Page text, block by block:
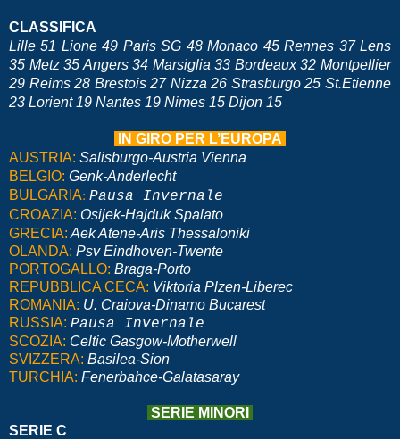
CLASSIFICA
Lille 51 Lione 49 Paris SG 48 Monaco 45 Rennes 37 Lens
35 Metz 35 Angers 34 Marsiglia 33 Bordeaux 32 Montpellier
29 Reims 28 Brestois 27 Nizza 26 Strasburgo 25 St.Etienne
23 Lorient 19 Nantes 19 Nimes 15 Dijon 15
IN GIRO PER L’EUROPA
AUSTRIA: Salisburgo-Austria Vienna
BELGIO: Genk-Anderlecht
BULGARIA: Pausa Invernale
CROAZIA: Osijek-Hajduk Spalato
GRECIA:Aek Atene-Aris Thessaloniki
OLANDA: Psv Eindhoven-Twente
PORTOGALLO: Braga-Porto
REPUBBLICA CECA: Viktoria Plzen-Liberec
ROMANIA: U. Craiova-Dinamo Bucarest
RUSSIA: Pausa Invernale
SCOZIA: Celtic Gasgow-Motherwell
SVIZZERA: Basilea-Sion
TURCHIA: Fenerbahce-Galatasaray
SERIE MINORI
SERIE C